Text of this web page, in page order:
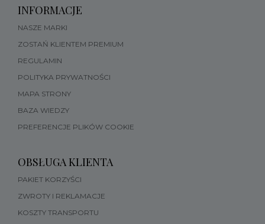
INFORMACJE
NASZE MARKI
ZOSTAŃ KLIENTEM PREMIUM
REGULAMIN
POLITYKA PRYWATNOŚCI
MAPA STRONY
BAZA WIEDZY
PREFERENCJE PLIKÓW COOKIE
OBSŁUGA KLIENTA
PAKIET KORZYŚCI
ZWROTY I REKLAMACJE
KOSZTY TRANSPORTU